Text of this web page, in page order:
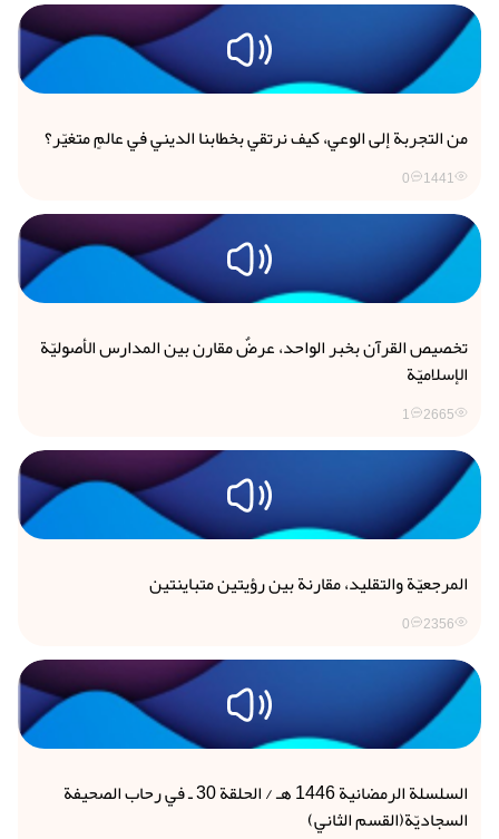
من التجربة إلى الوعي، كيف نرتقي بخطابنا الديني في عالمٍ متغيّر؟
1441
0
تخصيص القرآن بخبر الواحد، عرضٌ مقارن بين المدارس الأصوليّة
الإسلاميّة
2665
1
المرجعيّة والتقليد، مقارنة بين رؤيتين متباينتين
2356
0
السلسلة الرمضانية 1446 هـ / الحلقة 30 ـ في رحاب الصحيفة
السجاديّة(القسم الثاني)